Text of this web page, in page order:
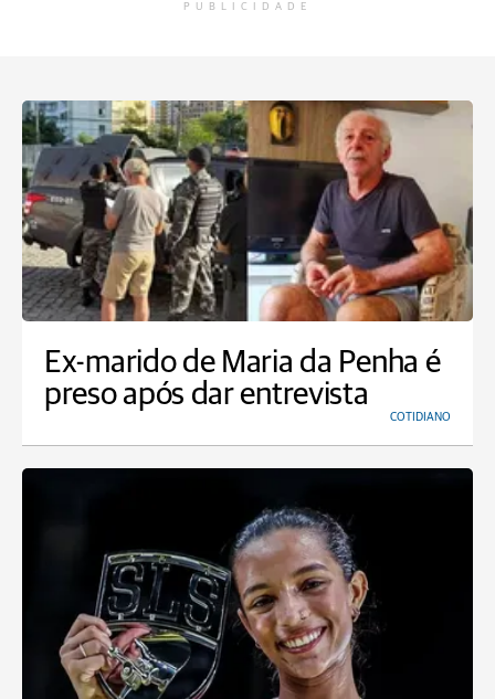
PUBLICIDADE
Ex-marido de Maria da Penha é
preso após dar entrevista
COTIDIANO